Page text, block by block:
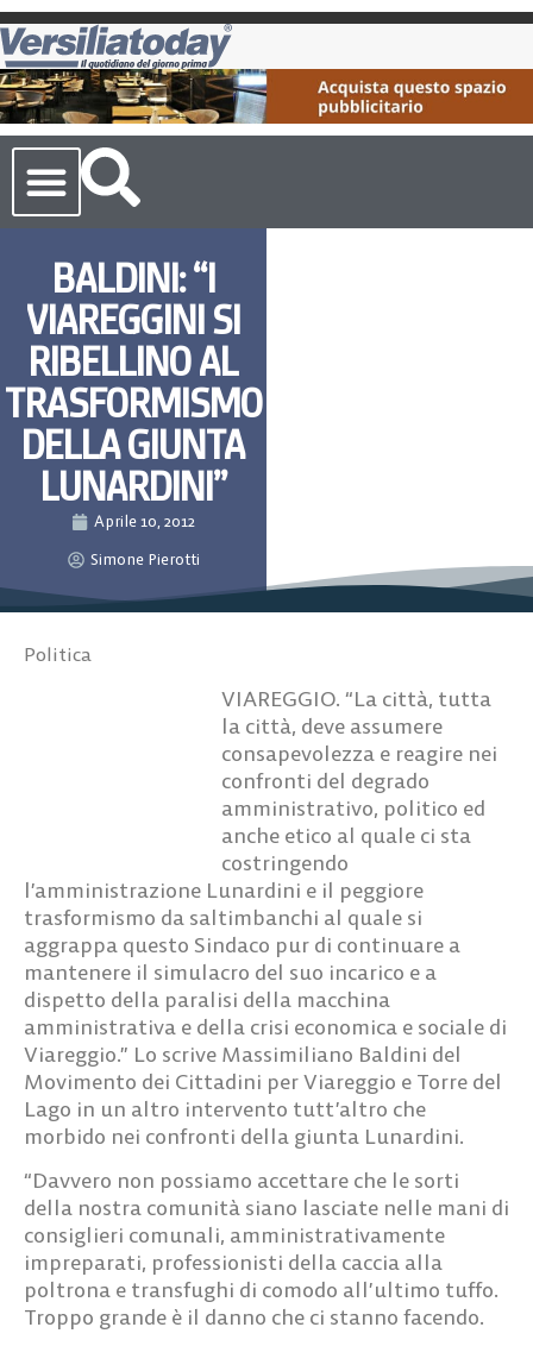
BALDINI: “I
VIAREGGINI SI
RIBELLINO AL
TRASFORMISMO
DELLA GIUNTA
LUNARDINI”
Aprile 10, 2012
Simone Pierotti
Politica
VIAREGGIO. “La città, tutta
la città, deve assumere
consapevolezza e reagire nei
confronti del degrado
amministrativo, politico ed
anche etico al quale ci sta
costringendo
l’amministrazione Lunardini e il peggiore
trasformismo da saltimbanchi al quale si
aggrappa questo Sindaco pur di continuare a
mantenere il simulacro del suo incarico e a
dispetto della paralisi della macchina
amministrativa e della crisi economica e sociale di
Viareggio.” Lo scrive Massimiliano Baldini del
Movimento dei Cittadini per Viareggio e Torre del
Lago in un altro intervento tutt’altro che
morbido nei confronti della giunta Lunardini.
“Davvero non possiamo accettare che le sorti
della nostra comunità siano lasciate nelle mani di
consiglieri comunali, amministrativamente
impreparati, professionisti della caccia alla
poltrona e transfughi di comodo all’ultimo tuffo.
Troppo grande è il danno che ci stanno facendo.